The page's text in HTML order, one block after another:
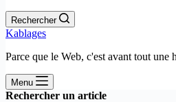
Rechercher
Kablages
Parce que le Web, c'est avant tout une
Menu
Rechercher un article